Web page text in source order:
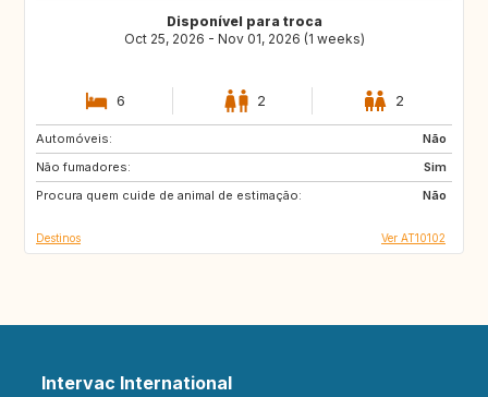
Disponível para troca
Oct 25, 2026 - Nov 01, 2026 (1 weeks)
6 2 2
Automóveis:
Não
Não fumadores:
Sim
Procura quem cuide de animal de estimação:
Não
IE
SE
Destinos Ver AT10102
Intervac International